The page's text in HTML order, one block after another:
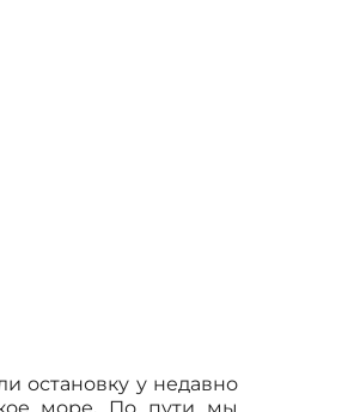
остановку у недавно